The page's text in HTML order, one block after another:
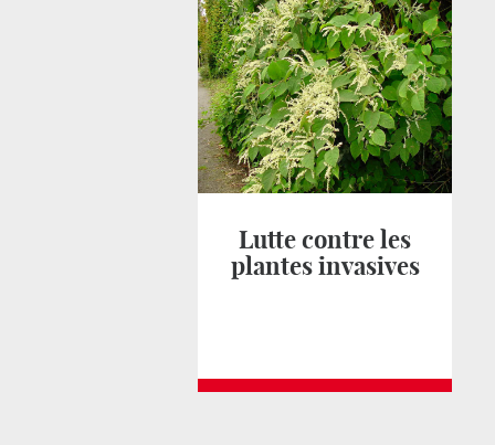
Lutte contre les
plantes invasives